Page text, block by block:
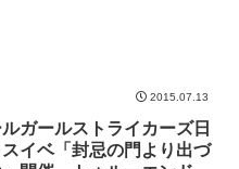
2015.07.13
ガールストライカーズ日
イベ「封忌の門より出づ